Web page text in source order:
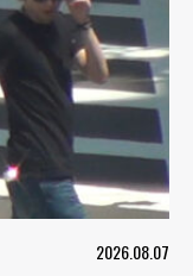
2026.08.07